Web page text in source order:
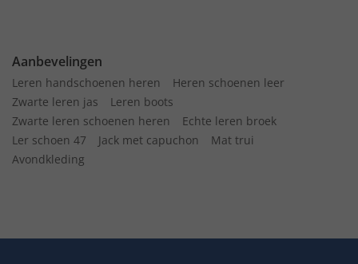
Aanbevelingen
Leren handschoenen heren
Heren schoenen leer
Zwarte leren jas
Leren boots
Zwarte leren schoenen heren
Echte leren broek
Ler schoen 47
Jack met capuchon
Mat trui
Avondkleding